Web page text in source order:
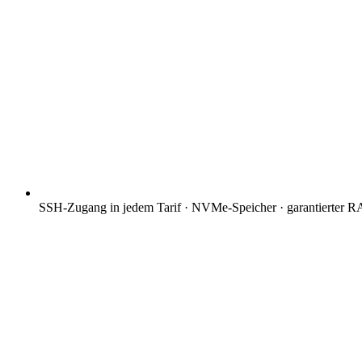
SSH-Zugang in jedem Tarif · NVMe-Speicher · garantierter